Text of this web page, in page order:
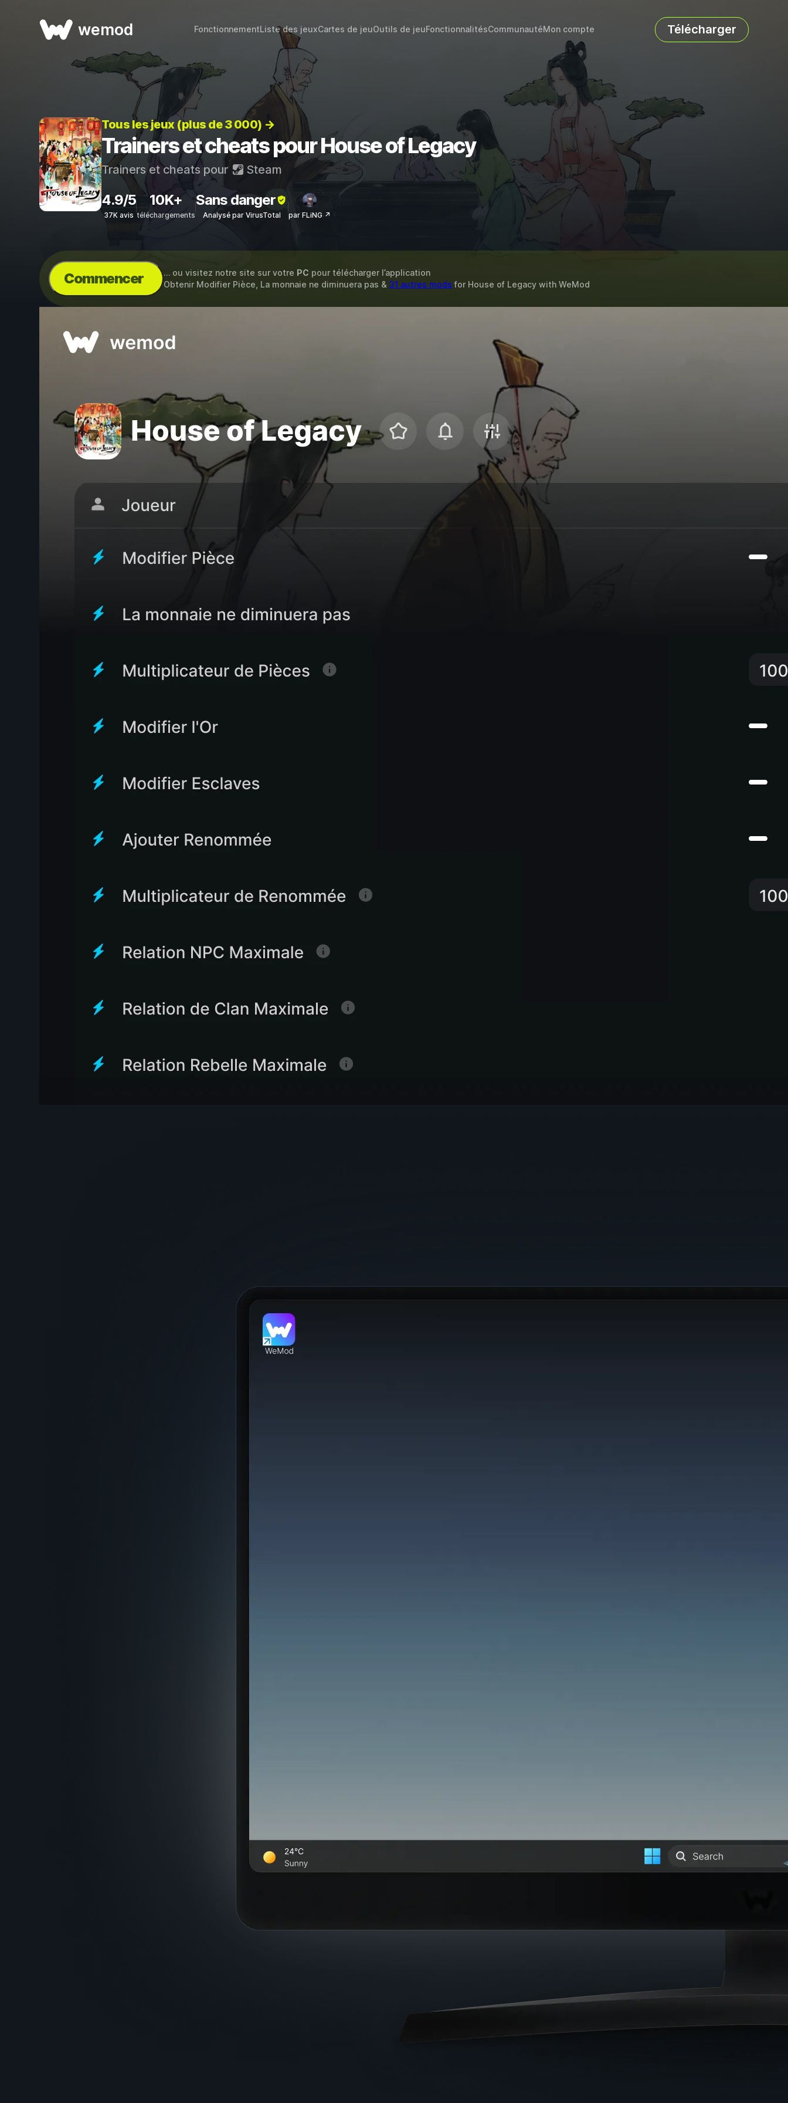
wemod FonctionnementListe des jeuxCartes de jeuOutils de jeuFonctionnalitésCommunautéMon compte Télécharger
Tous les jeux (plus de 3 000) →
Trainers et cheats pour House of Legacy
Trainers et cheats pour Steam
4.9/5
37K avis
10K+
téléchargements
Sans danger
Analysé par VirusTotal par FLiNG ↗
Commencer … ou visitez notre site sur votre PC pour télécharger l’application
Obtenir Modifier Pièce, La monnaie ne diminuera pas & 31 autres mods for House of Legacywith WeMod